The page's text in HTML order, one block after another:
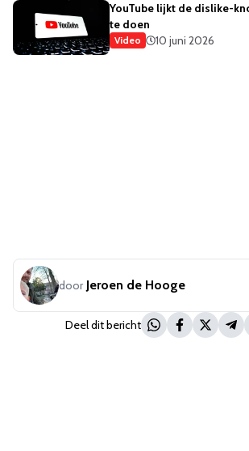
YouTube lijkt de dislike-
te doen
Video 10 juni 2026
door Jeroen de Hooge
Deel dit bericht